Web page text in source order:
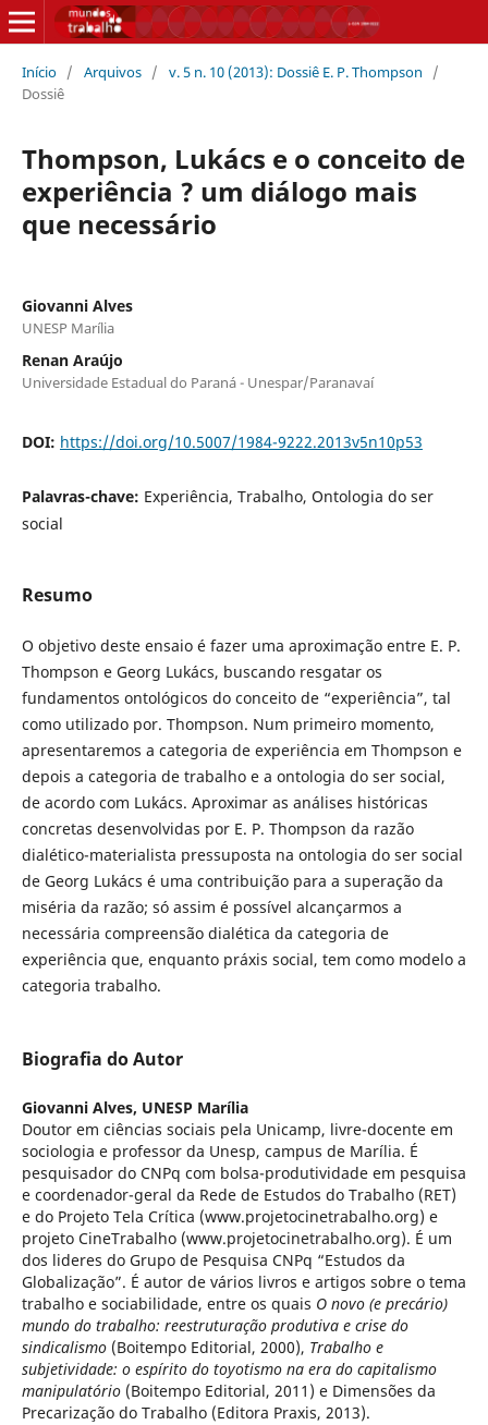
Início / Arquivos / v. 5 n. 10 (2013): Dossiê E. P. Thompson
/
Dossiê
Thompson, Lukács e o conceito de
experiência ? um diálogo mais
que necessário
Giovanni Alves
UNESP Marília
Renan Araújo
Universidade Estadual do Paraná - Unespar/Paranavaí
DOI: https://doi.org/10.5007/1984-9222.2013v5n10p53
Palavras-chave: Experiência, Trabalho, Ontologia do ser
social
Resumo
O objetivo deste ensaio é fazer uma aproximação entre E. P.
Thompson e Georg Lukács, buscando resgatar os
fundamentos ontológicos do conceito de “experiência”, tal
como utilizado por. Thompson. Num primeiro momento,
apresentaremos a categoria de experiência em Thompson e
depois a categoria de trabalho e a ontologia do ser social,
de acordo com Lukács. Aproximar as análises históricas
concretas desenvolvidas por E. P. Thompson da razão
dialético-materialista pressuposta na ontologia do ser social
de Georg Lukács é uma contribuição para a superação da
miséria da razão; só assim é possível alcançarmos a
necessária compreensão dialética da categoria de
experiência que, enquanto práxis social, tem como modelo a
categoria trabalho.
Biografia do Autor
Giovanni Alves, UNESP Marília
Doutor em ciências sociais pela Unicamp, livre-docente em
sociologia e professor da Unesp, campus de Marília. É
pesquisador do CNPq com bolsa-produtividade em pesquisa
e coordenador-geral da Rede de Estudos do Trabalho (RET)
e do Projeto Tela Crítica (www.projetocinetrabalho.org) e
projeto CineTrabalho (www.projetocinetrabalho.org). É um
dos lideres do Grupo de Pesquisa CNPq “Estudos da
Globalização”. É autor de vários livros e artigos sobre o tema
trabalho e sociabilidade, entre os quais O novo (e precário)
mundo do trabalho: reestruturação produtiva e crise do
sindicalismo(Boitempo Editorial, 2000), Trabalho e
subjetividade: o espírito do toyotismo na era do capitalismo
manipulatório (Boitempo Editorial, 2011) e Dimensões da
Precarização do Trabalho (Editora Praxis, 2013).